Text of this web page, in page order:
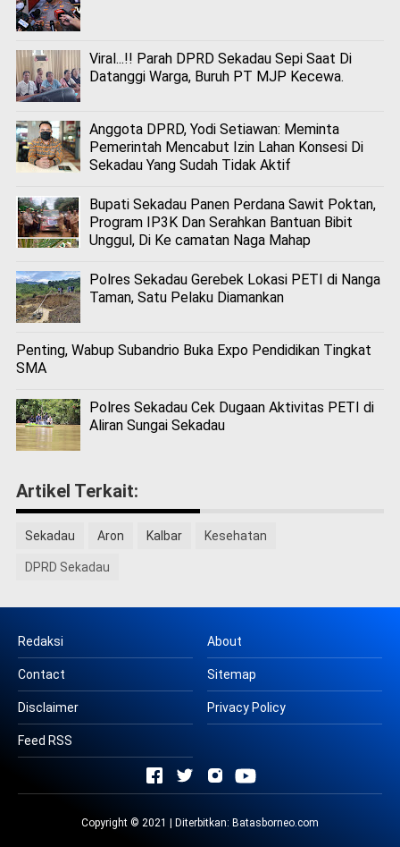
Viral...!! Parah DPRD Sekadau Sepi Saat Di
Datanggi Warga, Buruh PT MJP Kecewa.
Anggota DPRD, Yodi Setiawan: Meminta
Pemerintah Mencabut Izin Lahan Konsesi Di
Sekadau Yang Sudah Tidak Aktif
Bupati Sekadau Panen Perdana Sawit Poktan,
Program IP3K Dan Serahkan Bantuan Bibit
Unggul, Di Ke camatan Naga Mahap
Polres Sekadau Gerebek Lokasi PETI di Nanga
Taman, Satu Pelaku Diamankan
Penting, Wabup Subandrio Buka Expo Pendidikan Tingkat
SMA
Polres Sekadau Cek Dugaan Aktivitas PETI di
Aliran Sungai Sekadau
Artikel Terkait:
Sekadau Aron Kalbar Kesehatan
DPRD Sekadau
Redaksi About
Contact Sitemap
Disclaimer Privacy Policy
Feed RSS
Copyright © 2021 | Diterbitkan: Batasborneo.com